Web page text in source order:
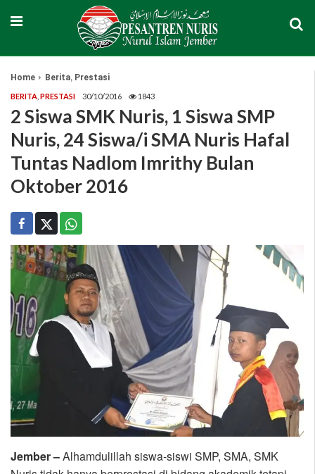
Home Berita, Prestasi
BERITA PRESTASI 30/10/2016 1843
2 Siswa SMK Nuris, 1 Siswa SMP
Nuris, 24 Siswa/i SMA Nuris Hafal
Tuntas Nadlom Imrithy Bulan
Oktober 2016
Jember –Alhamdulillah siswa-siswi SMP, SMA, SMK